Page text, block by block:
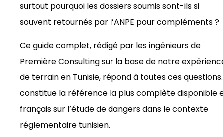
surtout pourquoi les dossiers soumis sont-ils si
souvent retournés par l’ANPE pour compléments ?
Ce guide complet, rédigé par les ingénieurs de
Première Consulting sur la base de notre
de terrain en Tunisie, répond à toutes ces
constitue la référence la plus complète disponible
français sur l’étude de dangers dans le contexte
réglementaire tunisien.